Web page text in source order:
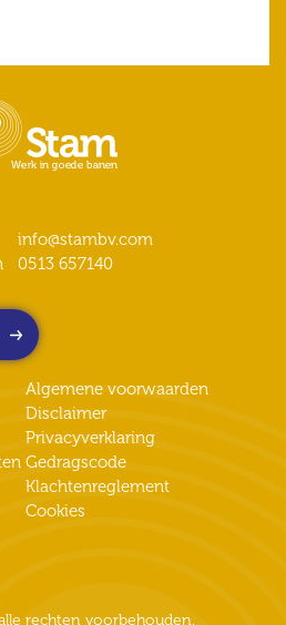
info@stambv.com
0513 657140
Algemene voorwaarden
Disclaimer
Privacyverklaring
Gedragscode
Klachtenreglement
Cookies
rechten voorbehouden.